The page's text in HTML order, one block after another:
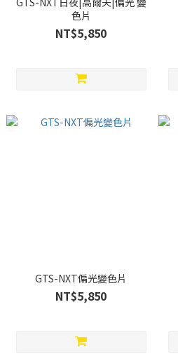
色片
NT$5,850
GTS-NXT偏光變色片
NT$5,850